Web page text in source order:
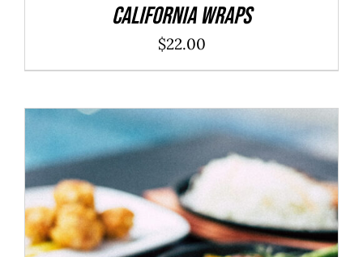
California Wraps
$22.00